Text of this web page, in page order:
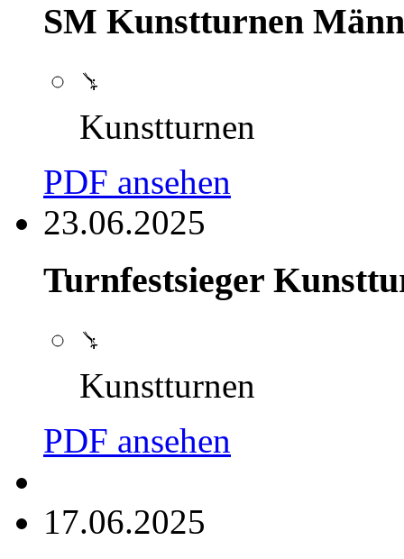
SM Kunstturnen
Kunstturnen
PDF ansehen
23.06.2025
Turnfestsieger
Kunstturnen
PDF ansehen
17.06.2025